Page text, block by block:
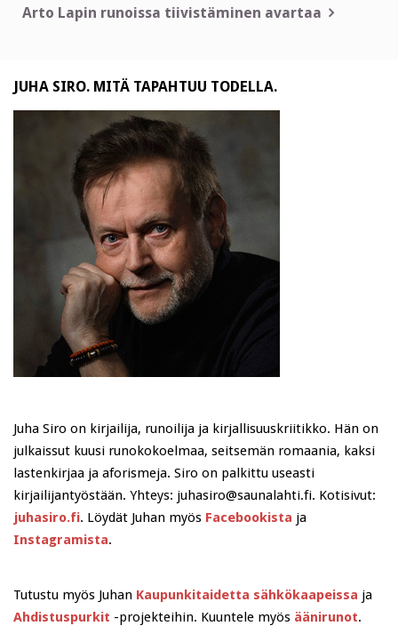
selaus
Arto Lapin runoissa tiivistäminen avartaa
JUHA SIRO. MITÄ TAPAHTUU TODELLA.
Juha Siro on kirjailija, runoilija ja kirjallisuuskriitikko. Hän on
julkaissut kuusi runokokoelmaa, seitsemän romaania, kaksi
lastenkirjaa ja aforismeja. Siro on palkittu useasti
kirjailijantyöstään. Yhteys: juhasiro@saunalahti.fi. Kotisivut:
juhasiro.fi. Löydät Juhan myös Facebookista ja
Instagramista.
Tutustu myös Juhan Kaupunkitaidetta sähkökaapeissa ja
Ahdistuspurkit -projekteihin. Kuuntele myös äänirunot.